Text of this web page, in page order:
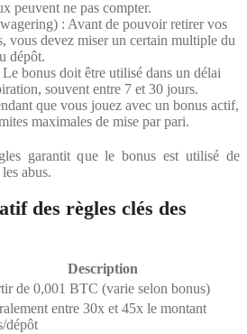
peuvent ne pas compter.
: Avant de pouvoir retirer vos
vous devez miser un certain multiple du
dépôt.
bonus doit être utilisé dans un délai
souvent entre 7 et 30 jours.
que vous jouez avec un bonus actif,
maximales de mise par pari.
garantit que le bonus est utilisé de
abus.
des règles clés des
Description
de 0,001 BTC (varie selon bonus)
entre 30x et 45x le montant
dépôt